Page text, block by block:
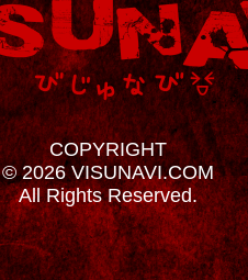
COPYRIGHT
© 2026 VISUNAVI.COM
All Rights Reserved.